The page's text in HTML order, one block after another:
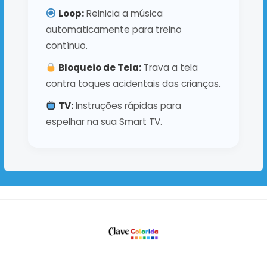
Loop:Reinicia a música
automaticamente para treino
contínuo.
Bloqueio de Tela: Trava a tela
contra toques acidentais das crianças.
TV:Instruções rápidas para
espelhar na sua Smart TV.